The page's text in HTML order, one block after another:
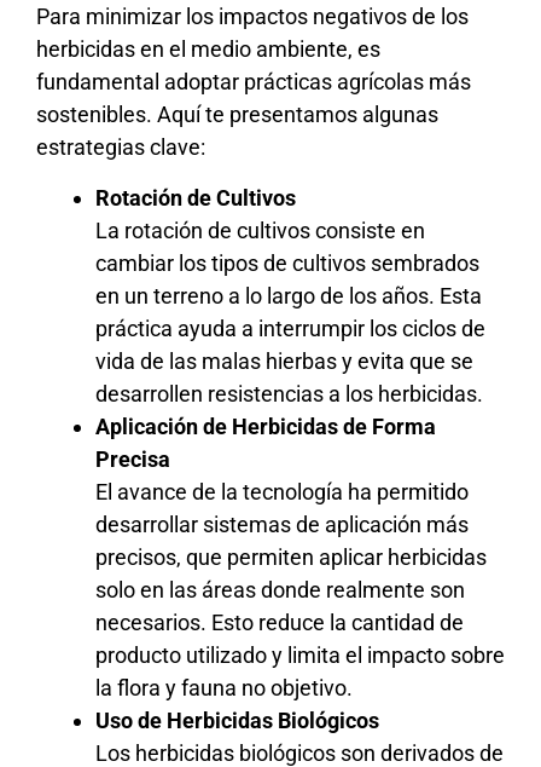
Para minimizar los impactos negativos de los
herbicidas en el medio ambiente, es
fundamental adoptar prácticas agrícolas más
sostenibles. Aquí te presentamos algunas
estrategias clave:
Rotación de Cultivos
La rotación de cultivos consiste en
cambiar los tipos de cultivos sembrados
en un terreno a lo largo de los años. Esta
práctica ayuda a interrumpir los ciclos de
vida de las malas hierbas y evita que se
desarrollen resistencias a los herbicidas.
Aplicación de Herbicidas de Forma
Precisa
El avance de la tecnología ha permitido
desarrollar sistemas de aplicación más
precisos, que permiten aplicar herbicidas
solo en las áreas donde realmente son
necesarios. Esto reduce la cantidad de
producto utilizado y limita el impacto sobre
la flora y fauna no objetivo.
Uso de Herbicidas Biológicos
Los herbicidas biológicos son derivados de